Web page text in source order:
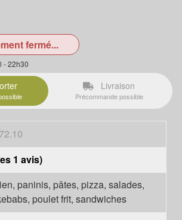
fermé...
- 22h30
Livraison
Précommande possible
1 avis)
paninis, pâtes, pizza, salades,
poulet frit, sandwiches